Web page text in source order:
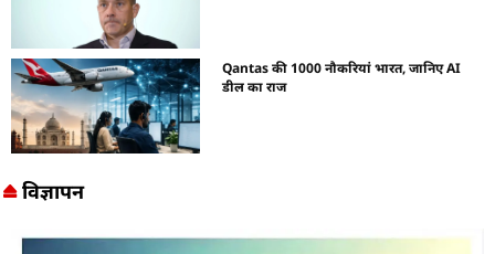
Qantas की 1000 नौकरियां भारत, जानिए AI
डील का राज
विज्ञापन